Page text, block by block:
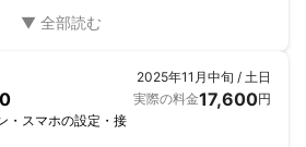
・スマホの設定・接
2025年11月中旬 / 土日
実際の料金17,600円